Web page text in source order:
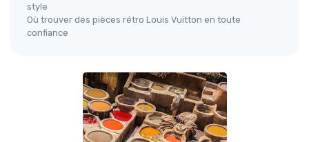
style
Où trouver des pièces rétro Louis Vuitton en toute
confiance